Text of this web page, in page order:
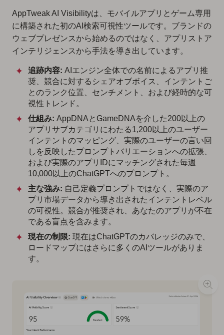
AppTweak AI Visibilityは、モバイルアプリとゲーム専用
に構築された初のAI検索可視性ツールです。ブランドの
ウェブプレゼンスから始めるのではなく、アプリストア
インテリジェンスから手法を導き出しています。
追跡内容: AIエンジン全体での名前によるアプリ推
奨、競合に対するシェアオブボイス、インテントご
とのランク位置、センチメント、および経時的な可
視性トレンド。
仕組み: AppDNAとGameDNAを介した200以上の
アプリサブカテゴリにわたる1,200以上のユーザー
インテントのマッピング、実際のユーザーの言い回
しを反映したプロンプトバリエーションへの拡張、
および実際のアプリIDにマッチングされた毎週
10,000以上のChatGPTへのプロンプト。
主な強み: 自己定義プロンプトではなく、実際のア
プリ市場データから導き出されたインテントレベル
の可視性。競合が推奨され、あなたのアプリが不在
である盲点を含みます。
現在の制限: 現在はChatGPTのカバレッジのみで、
ロードマップにはさらに多くのAIツールがありま
す。